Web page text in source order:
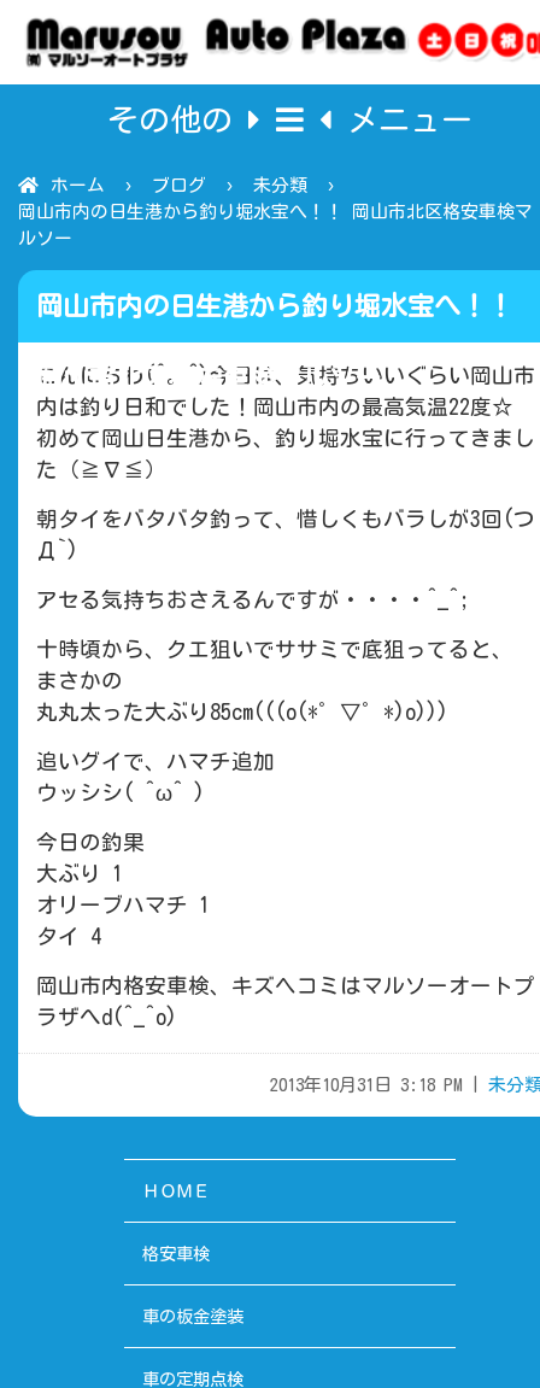
その他の メニュー
ホーム ブログ
未分類
岡山市内の日生港から釣り堀水宝へ！！ 岡山市北区格安車検マ
ルソー
岡山市内の日生港から釣り堀水宝へ！！
岡山市北区格安車検マルソー
こんにちわ(^。^)今日は、気持ちいいぐらい岡山市
内は釣り日和でした！岡山市内の最高気温22度☆
初めて岡山日生港から、釣り堀水宝に行ってきまし
た（≧∇≦）
朝タイをバタバタ釣って、惜しくもバラしが3回(つ
Д`)
アセる気持ちおさえるんですが・・・・^_^;
十時頃から、クエ狙いでササミで底狙ってると、
まさかの
丸丸太った大ぶり85cm(((o(*゜▽゜*)o)))
追いグイで、ハマチ追加
ウッシシ( ^ω^ )
今日の釣果
大ぶり 1
オリーブハマチ 1
タイ 4
岡山市内格安車検、キズヘコミはマルソーオートプ
ラザへd(^_^o)
2013年10月31日 3:18 PM | 未分
ＨＯＭＥ
格安車検
車の板金塗装
車の定期点検